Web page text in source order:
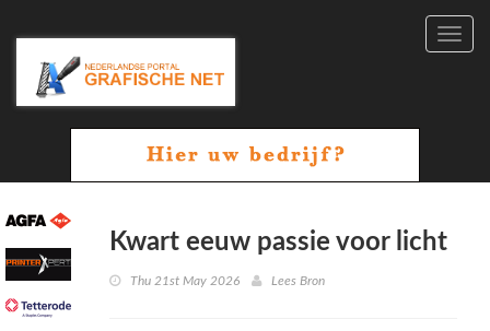
Kwart eeuw passie voor licht
Thu 21st May 2026 Lees Bron